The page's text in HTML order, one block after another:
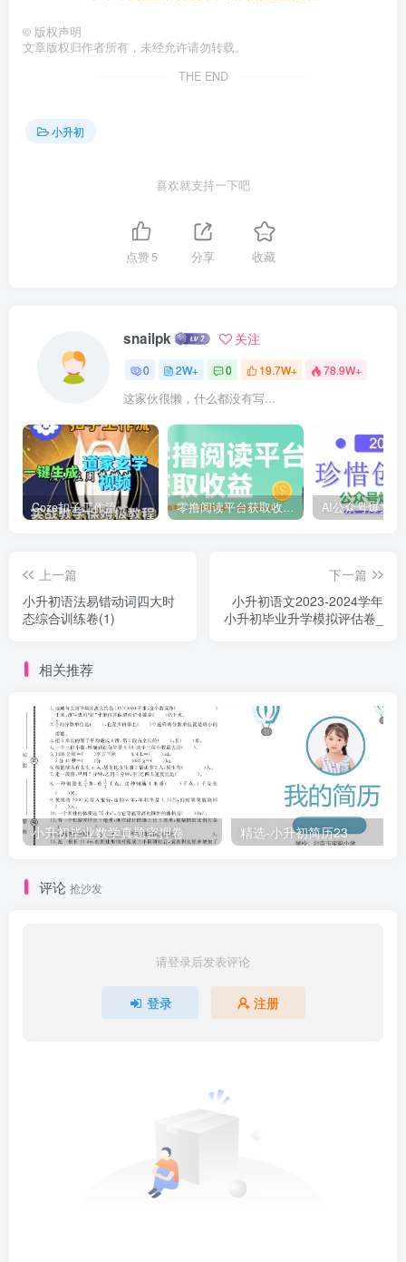
© 版权声明
文章版权归作者所有，未经允许请勿转载。
THE END
小升初
喜欢就支持一下吧
点赞5 分享 收藏
snailpk 关注
0 2W+ 0 19.7W+ 78.9W+
这家伙很懒，什么都没有写...
Coze扣子工作流一键生成道家玄学短视频，实战保姆级教程 零撸阅读平台获取收益，最新无门槛平台，一部手机即可操作，单日收益50-3张【揭秘】
上一篇
小升初语法易错动词四大时
态综合训练卷(1)
下一篇
小升初语文2023-2024学年
小升初毕业升学模拟评估卷_
相关推荐
小升初毕业数学真题密押卷 精选-小升初简历23
评论 抢沙发
请登录后发表评论
登录 注册